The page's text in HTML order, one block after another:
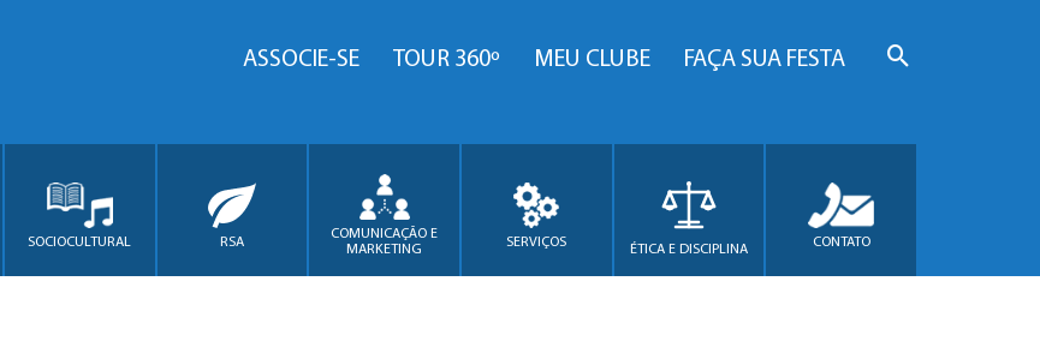
ASSOCIE-SE TOUR 360º MEU CLUBE FAÇA SUA FESTA
SOCIOCULTURAL RSA
COMUNICAÇÃO E
MARKETING
SERVIÇOS ÉTICA E DISCIPLINA CONTATO